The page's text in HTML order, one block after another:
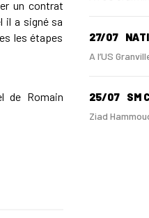
un contrat
il a signé sa
les étapes
de Romain
27/07
A l’US
25/07 SM
Ziad